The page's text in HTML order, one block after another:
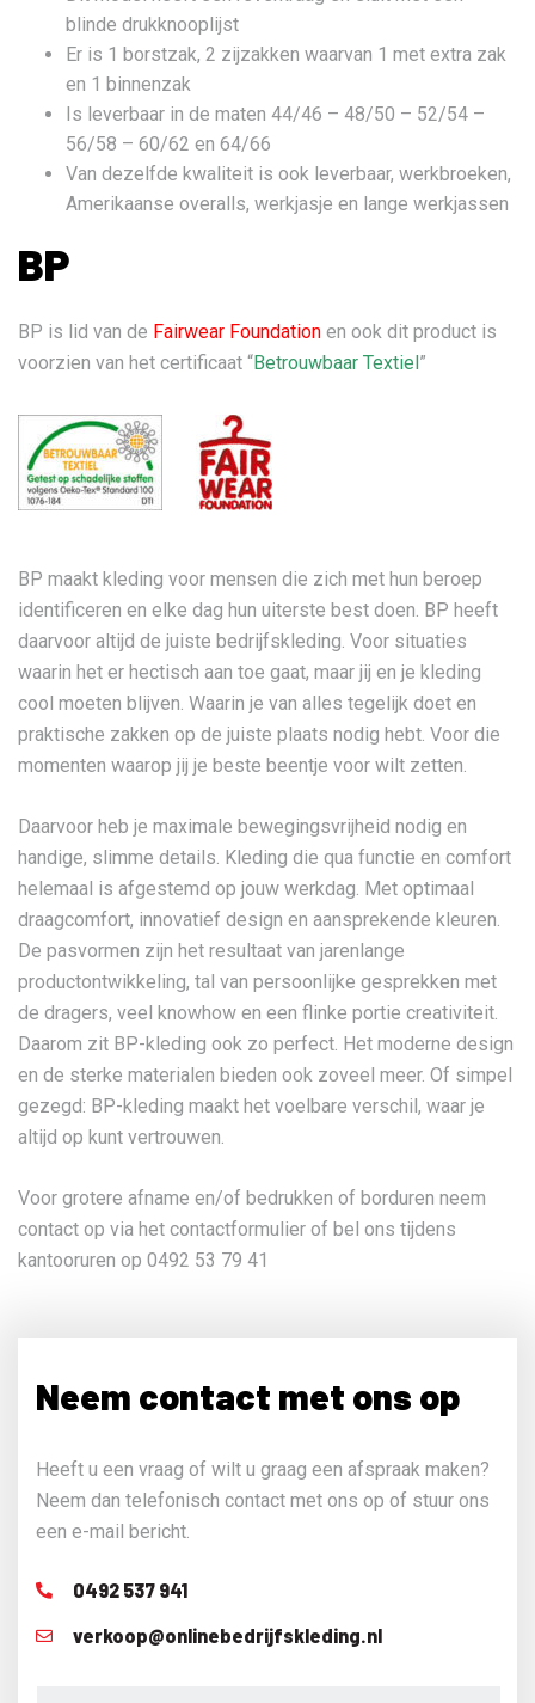
blinde drukknooplijst
Er is 1 borstzak, 2 zijzakken waarvan 1 met extra zak
en 1 binnenzak
Is leverbaar in de maten 44/46 – 48/50 – 52/54 –
56/58 – 60/62 en 64/66
Van dezelfde kwaliteit is ook leverbaar, werkbroeken,
Amerikaanse overalls, werkjasje en lange werkjassen
BP
BP is lid van de Fairwear Foundation en ook dit product is
voorzien van het certificaat “Betrouwbaar Textiel”
BP maakt kleding voor mensen die zich met hun beroep
identificeren en elke dag hun uiterste best doen. BP heeft
daarvoor altijd de juiste bedrijfskleding. Voor situaties
waarin het er hectisch aan toe gaat, maar jij en je kleding
cool moeten blijven. Waarin je van alles tegelijk doet en
praktische zakken op de juiste plaats nodig hebt. Voor die
momenten waarop jij je beste beentje voor wilt zetten.
Daarvoor heb je maximale bewegingsvrijheid nodig en
handige, slimme details. Kleding die qua functie en comfort
helemaal is afgestemd op jouw werkdag. Met optimaal
draagcomfort, innovatief design en aansprekende kleuren.
De pasvormen zijn het resultaat van jarenlange
productontwikkeling, tal van persoonlijke gesprekken met
de dragers, veel knowhow en een flinke portie creativiteit.
Daarom zit BP-kleding ook zo perfect. Het moderne design
en de sterke materialen bieden ook zoveel meer. Of simpel
gezegd: BP-kleding maakt het voelbare verschil, waar je
altijd op kunt vertrouwen.
Voor grotere afname en/of bedrukken of borduren neem
contact op via het contactformulier of bel ons tijdens
kantooruren op 0492 53 79 41
Neem contact met ons op
Heeft u een vraag of wilt u graag een afspraak maken?
Neem dan telefonisch contact met ons op of stuur ons
een e-mail bericht.
0492 537 941
verkoop@onlinebedrijfskleding.nl